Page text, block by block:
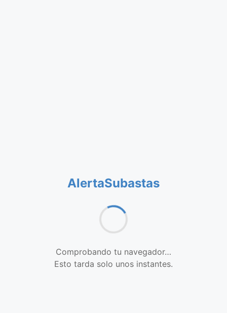
AlertaSubastas
Comprobando tu navegador…
Esto tarda solo unos instantes.